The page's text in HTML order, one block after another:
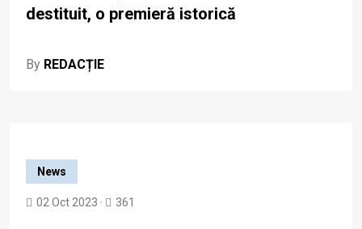
destituit, o premieră istorică
By REDACȚIE
News
02 Oct 2023 · 361